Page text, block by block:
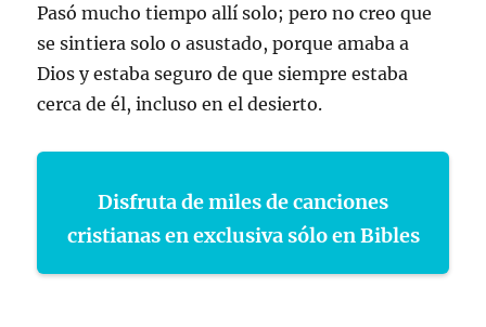
Pasó mucho tiempo allí solo; pero no creo que
se sintiera solo o asustado, porque amaba a
Dios y estaba seguro de que siempre estaba
cerca de él, incluso en el desierto.
Disfruta de miles de canciones
cristianas en exclusiva sólo en Bibles